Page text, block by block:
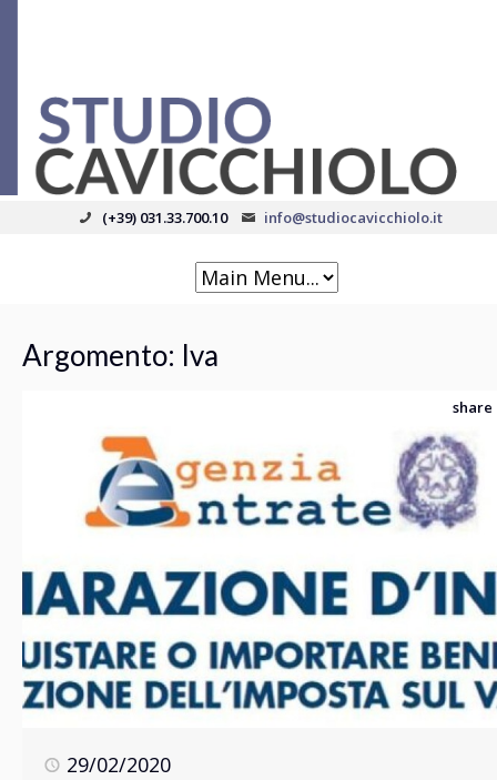
(+39) 031.33.700.10 info@studiocavicchiolo.it
Argomento: Iva
share
29/02/2020